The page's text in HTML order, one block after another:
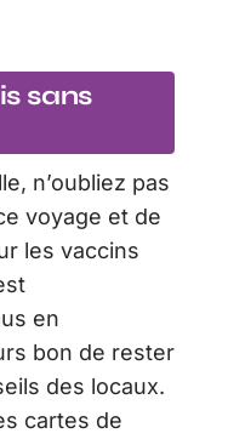
sans
n’oubliez pas
voyage et de
les vaccins
en
bon de rester
des locaux.
cartes de